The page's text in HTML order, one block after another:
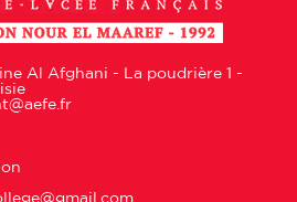
Al Afghani - La poudrière 1 -